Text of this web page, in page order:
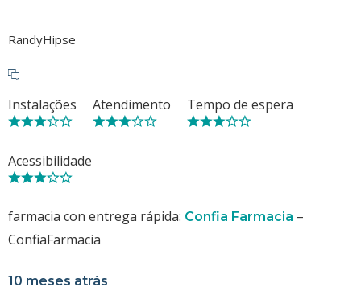
RandyHipse
Instalações Atendimento Tempo de espera
Acessibilidade
farmacia con entrega rápida: Confia Farmacia –
ConfiaFarmacia
10 meses atrás